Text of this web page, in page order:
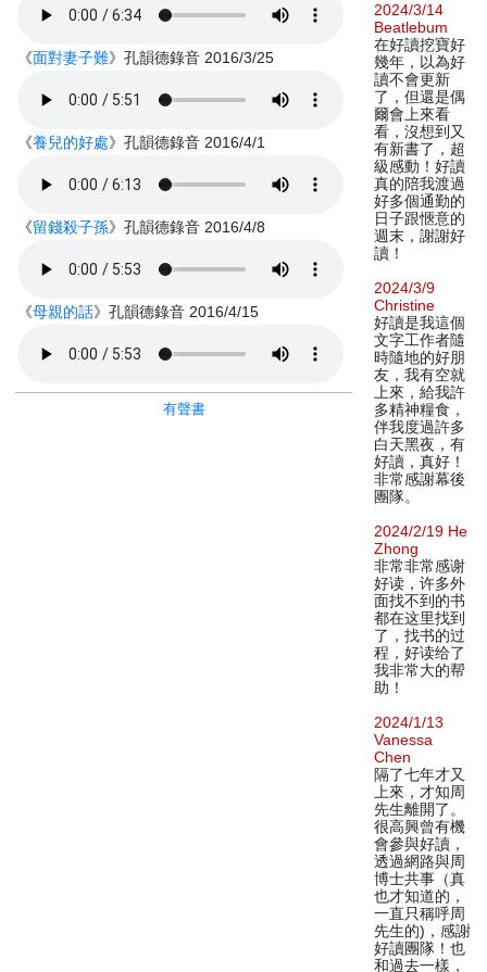
《面對妻子難》孔韻德錄音 2016/3/25
《養兒的好處》孔韻德錄音 2016/4/1
《留錢殺子孫》孔韻德錄音 2016/4/8
《母親的話》孔韻德錄音 2016/4/15
有聲書
2024/3/14
Beatlebum
在好讀挖寶好
幾年，以為好
讀不會更新
了，但還是偶
爾會上來看
看，沒想到又
有新書了，超
級感動！好讀
真的陪我渡過
好多個通勤的
日子跟愜意的
週末，謝謝好
讀！
2024/3/9
Christine
好讀是我這個
文字工作者隨
時隨地的好朋
友，我有空就
上來，給我許
多精神糧食，
伴我度過許多
白天黑夜，有
好讀，真好！
非常感謝幕後
團隊。
2024/2/19 He
Zhong
非常非常感谢
好读，许多外
面找不到的书
都在这里找到
了，找书的过
程，好读给了
我非常大的帮
助！
2024/1/13
Vanessa
Chen
隔了七年才又
上來，才知周
先生離開了。
很高興曾有機
會參與好讀，
透過網路與周
博士共事（真
也才知道的，
一直只稱呼周
先生的)，感謝
好讀團隊！也
和過去一樣，